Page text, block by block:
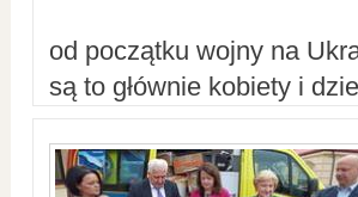
od początku wojny na
są to głównie kobiety i